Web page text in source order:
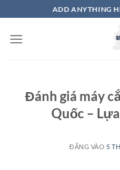
qua
nội
ADD ANYTHING
Đánh giá máy
Quốc –
ĐĂNG VÀO 5